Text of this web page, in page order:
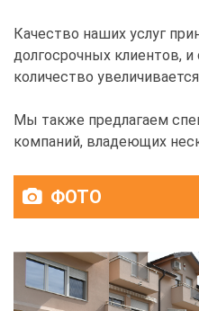
Качество наших услуг
долгосрочных клиентов,
количество
Мы также предлагаем
компаний, владеющих
ФОТО